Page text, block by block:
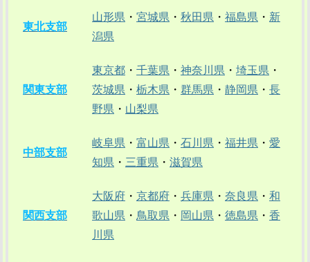
東北支部
山形県 ・ 宮城県 ・ 秋田県 ・ 福島県 ・ 新
潟県
関東支部
東京都 ・ 千葉県 ・ 神奈川県 ・ 埼玉県 ・
茨城県 ・ 栃木県 ・ 群馬県 ・ 静岡県 ・ 長
野県 ・ 山梨県
中部支部
岐阜県 ・ 富山県 ・ 石川県 ・ 福井県 ・ 愛
知県 ・ 三重県 ・ 滋賀県
関西支部
大阪府 ・ 京都府 ・ 兵庫県 ・ 奈良県 ・ 和
歌山県 ・ 鳥取県 ・ 岡山県 ・ 徳島県 ・ 香
川県